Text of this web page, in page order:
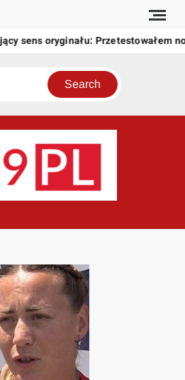
sens oryginału: Przetestowałem
świat